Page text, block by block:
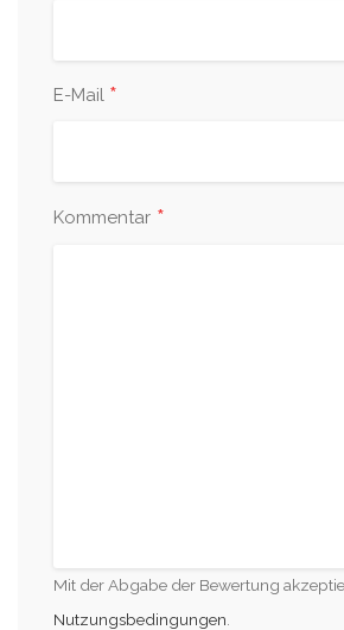
E-Mail *
Kommentar *
Mit der Abgabe der Bewertung
Nutzungsbedingungen